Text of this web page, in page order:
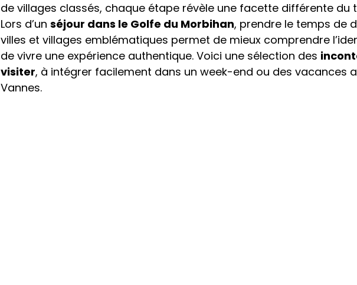
de villages classés, chaque étape révèle une facette différente du
Lors d’un séjour dans le Golfe du Morbihan, prendre le temps de
villes et villages emblématiques permet de mieux comprendre
de vivre une expérience authentique. Voici une sélection des
visiter, à intégrer facilement dans un week-end ou des vacances
Vannes.